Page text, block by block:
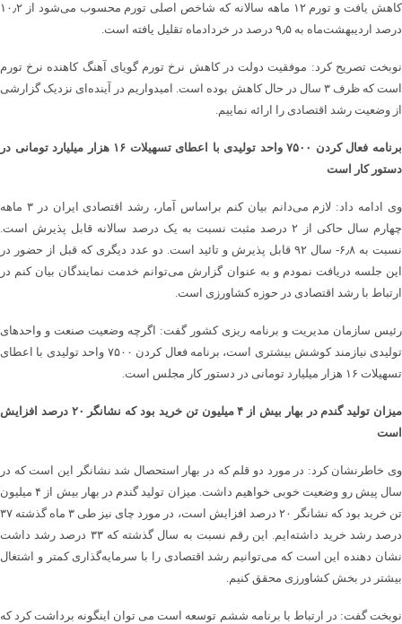
کاهش یافت و تورم ۱۲ ماهه سالانه که شاخص اصلی تورم محسوب می‌شود از ۱۰٫۲
درصد اردیبهشت‌ماه به ۹٫۵ درصد در خردادماه تقلیل یافته است.
نوبخت تصریح کرد: موفقیت دولت در کاهش نرخ تورم گویای آهنگ کاهنده نرخ تورم
است که ظرف ۳ سال در حال کاهش بوده است. امیدواریم در آینده‌ای نزدیک گزارشی
از وضعیت رشد اقتصادی را ارائه نماییم.
برنامه فعال کردن ۷۵۰۰ واحد تولیدی با اعطای تسهیلات ۱۶ هزار میلیارد تومانی در
دستور کار است
وی ادامه داد: لازم می‌دانم بیان کنم براساس آمار، رشد اقتصادی ایران در ۳ ماهه
چهارم سال حاکی از ۲ درصد مثبت نسبت به یک درصد سالانه قابل پذیرش است.
نسبت به ۶٫۸- سال ۹۲ قابل پذیرش و تائید است. دو عدد دیگری که قبل از حضور در
این جلسه دریافت نمودم و به عنوان گزارش می‌توانم خدمت نمایندگان بیان کنم در
ارتباط با رشد اقتصادی در حوزه کشاورزی است.
رئیس سازمان مدیریت و برنامه ریزی کشور گفت: اگرچه وضعیت صنعت و واحدهای
تولیدی نیازمند کوشش بیشتری است، برنامه فعال کردن ۷۵۰۰ واحد تولیدی با اعطای
تسهیلات ۱۶ هزار میلیارد تومانی در دستور کار مجلس است.
میزان تولید گندم در بهار بیش از ۴ میلیون تن خرید بود که نشانگر ۲۰ درصد افزایش
است
وی خاطرنشان کرد: در مورد دو قلم که در بهار استحصال شد نشانگر این است که در
سال پیش رو وضعیت خوبی خواهیم داشت. میزان تولید گندم در بهار بیش از ۴ میلیون
تن خرید بود که نشانگر ۲۰ درصد افزایش است، در مورد چای نیز طی ۳ ماه گذشته ۳۷
درصد رشد خرید داشته‌ایم. این رقم نسبت به سال گذشته که ۳۳ درصد رشد داشت
نشان دهنده این است که می‌توانیم رشد اقتصادی را با سرمایه‌گذاری کمتر و اشتغال
بیشتر در بخش کشاورزی محقق کنیم.
نوبخت گفت: در ارتباط با برنامه ششم توسعه است می توان اینگونه برداشت کرد که